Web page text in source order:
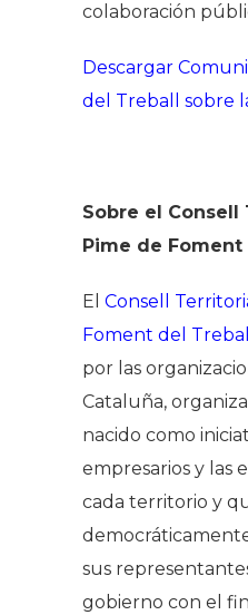
colaboración
Descargar
del Treball sobre
Sobre el
Pime de Foment
El Consell
Foment del Treball
por las
Cataluña,
nacido como
empresarios y las
cada territorio y
sus
gobierno con el